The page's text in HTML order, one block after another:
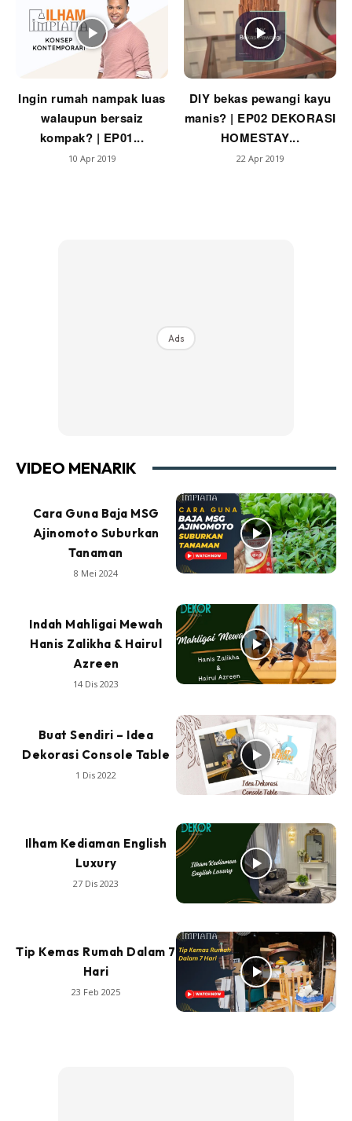
Ingin rumah nampak luas
walaupun bersaiz
kompak? | EP01...
10 Apr 2019
DIY bekas pewangi kayu
manis? | EP02 DEKORASI
HOMESTAY...
22 Apr 2019
Ads
VIDEO MENARIK
Cara Guna Baja MSG
Ajinomoto Suburkan
Tanaman
8 Mei 2024
Indah Mahligai Mewah
Hanis Zalikha & Hairul
Azreen
14 Dis 2023
Buat Sendiri – Idea
Dekorasi Console Table
1 Dis 2022
Ilham Kediaman English
Luxury
27 Dis 2023
Tip Kemas Rumah Dalam 7
Hari
23 Feb 2025